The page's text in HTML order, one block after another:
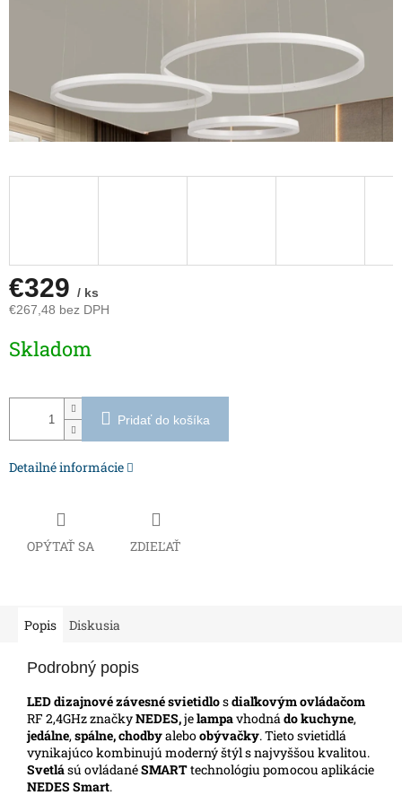
€329 / ks
€267,48 bez DPH
cena:
Skladom
Pridať do košíka
Detailné informácie
OPÝTAŤ SA ZDIEĽAŤ
Popis Diskusia
Podrobný popis
LED dizajnové závesné svietidlosdiaľkovým ovládačom
RF 2,4GHz značkyNEDES,jelampavhodnádo kuchyne,
jedálne,spálne, chodbyaleboobývačky. Tieto svietidlá
vynikajúco kombinujú moderný štýl s najvyššou kvalitou.
Svetlású ovládanéSMARTtechnológiu pomocou aplikácie
NEDES Smart.